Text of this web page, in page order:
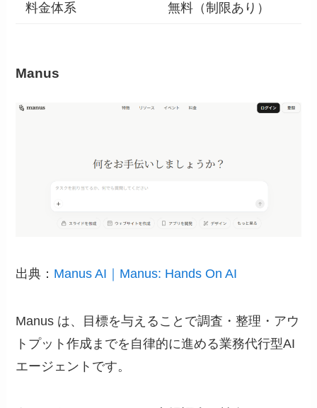
料金体系 無料（制限あり）
Manus
出典： Manus AI｜Manus: Hands On AI
Manus は、目標を与えることで調査・整理・アウ
トプット作成までを自律的に進める業務代行型AI
エージェントです。